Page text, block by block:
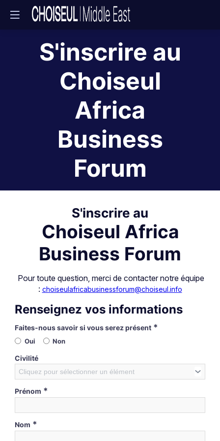
S'inscrire au
Choiseul
Africa
Business
Forum
S'inscrire au
Choiseul Africa
Business Forum
Pour toute question, merci de contacter notre équipe
: choiseulafricabusinessforum@choiseul.info
Renseignez vos informations
Faites-nous savoir si vous serez présent *
Oui Non
Civilité
Cliquez pour sélectionner un élément
Prénom *
Nom *